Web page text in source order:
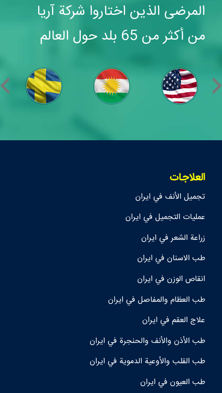
المرضى الذين اختاروا شركة آريا
من أكثر من 65 بلد حول العالم
العلاجات
تجمیل الأنف في ايران
عمليات التجميل في ايران
زراعة الشعر في ايران
طب الاسنان في ايران
انقاص الوزن في ايران
طب العظام والمفاصل في ايران
علاج العقم في ايران
طب الأذن والأنف والحنجرة في ايران
طب القلب والأوعية الدموية في ايران
طب العيون في ايران